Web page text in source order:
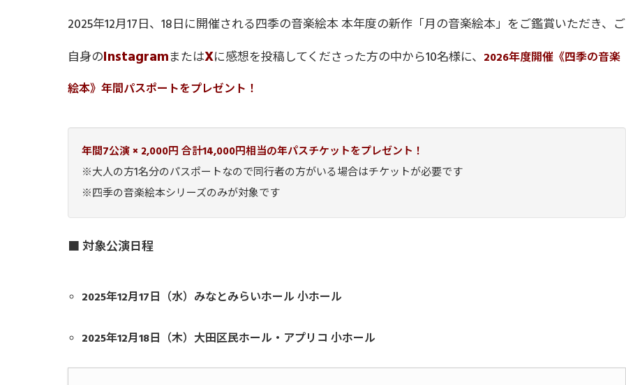
2025年12月17日、18日に開催される四季の音楽絵本 本年度の新作「月の音楽絵本」をご鑑賞いただき、ご
自身のInstagramまたはXに感想を投稿してくださった方の中から10名様に、 2026年度開催《四季の音楽
絵本》年間パスポートをプレゼント！
年間7公演 × 2,000円 合計14,000円相当の年パスチケットをプレゼント！
※大人の方1名分のパスポートなので同行者の方がいる場合はチケットが必要です
※四季の音楽絵本シリーズのみが対象です
■ 対象公演日程
2025年12月17日（水）みなとみらいホール 小ホール
2025年12月18日（木）大田区民ホール・アプリコ 小ホール